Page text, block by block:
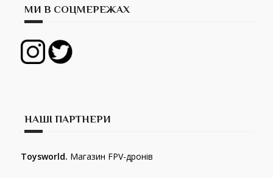
МИ В СОЦМЕРЕЖАХ
НАШІ ПАРТНЕРИ
Toysworld. Магазин FPV-дронів